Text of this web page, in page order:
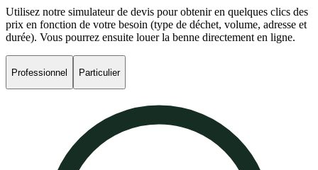
Utilisez notre simulateur de devis pour obtenir en quelques clics des
prix en fonction de votre besoin (type de déchet, volume, adresse et
durée). Vous pourrez ensuite louer la benne directement en ligne.
Professionnel Particulier